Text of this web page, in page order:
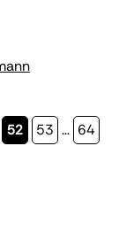
Page
52 Page
53 … Page
64